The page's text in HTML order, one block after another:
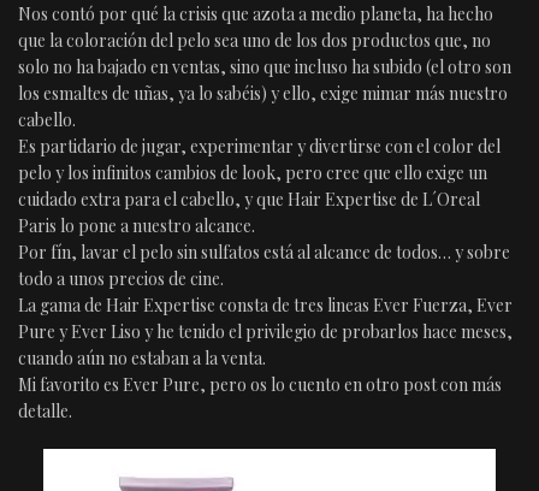
Nos contó por qué la crisis que azota a medio planeta, ha hecho
que la coloración del pelo sea uno de los dos productos que, no
solo no ha bajado en ventas, sino que incluso ha subido (el otro son
los esmaltes de uñas, ya lo sabéis) y ello, exige mimar más nuestro
cabello.
Es partidario de jugar, experimentar y divertirse con el color del
pelo y los infinitos cambios de look, pero cree que ello exige un
cuidado extra para el cabello, y que Hair Expertise de L´Oreal
Paris lo pone a nuestro alcance.
Por fín, lavar el pelo sin sulfatos está al alcance de todos… y sobre
todo a unos precios de cine.
La gama de Hair Expertise consta de tres lineas Ever Fuerza, Ever
Pure y Ever Liso y he tenido el privilegio de probarlos hace meses,
cuando aún no estaban a la venta.
Mi favorito es Ever Pure, pero os lo cuento en otro post con más
detalle.